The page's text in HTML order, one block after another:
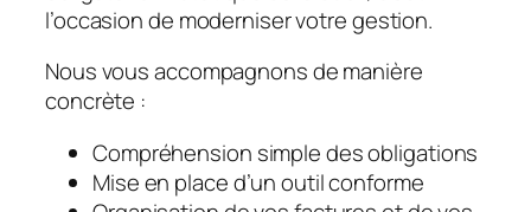
l’occasion de moderniser votre gestion.
Nous vous accompagnons de manière
concrète :
Compréhension simple des obligations
Mise en place d’un outil conforme